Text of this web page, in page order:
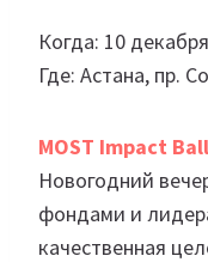
Когда: 10
Где: Астана, пр.
MOST Impact Ball
Новогодний
фондами и
качественная